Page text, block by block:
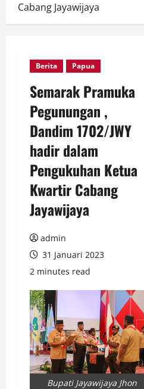
Cabang Jayawijaya
Berita Papua
Semarak Pramuka
Pegunungan ,
Dandim 1702/JWY
hadir dalam
Pengukuhan Ketua
Kwartir Cabang
Jayawijaya
admin
31 Januari 2023
2 minutes read
Bupati Jayawijaya Jhon